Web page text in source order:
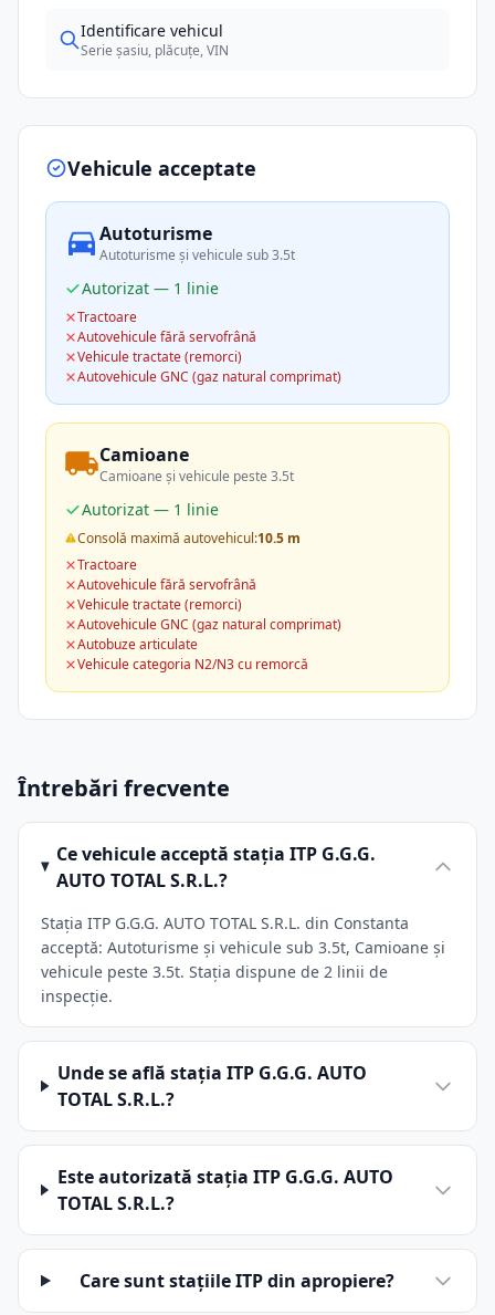
Identificare vehicul
Serie șasiu, plăcuțe, VIN
Vehicule acceptate
Autoturisme
Autoturisme și vehicule sub 3.5t
Autorizat — 1 linie
Tractoare
Autovehicule fără servofrână
Vehicule tractate (remorci)
Autovehicule GNC (gaz natural comprimat)
Camioane
Camioane și vehicule peste 3.5t
Autorizat — 1 linie
Consolă maximă autovehicul:10.5 m
Tractoare
Autovehicule fără servofrână
Vehicule tractate (remorci)
Autovehicule GNC (gaz natural comprimat)
Autobuze articulate
Vehicule categoria N2/N3 cu remorcă
Întrebări frecvente
Ce vehicule acceptă stația ITP G.G.G.
AUTO TOTAL S.R.L.?
Stația ITP G.G.G. AUTO TOTAL S.R.L. din Constanta
acceptă: Autoturisme și vehicule sub 3.5t, Camioane și
vehicule peste 3.5t. Stația dispune de 2 linii de
inspecție.
Unde se află stația ITP G.G.G. AUTO
TOTAL S.R.L.?
Este autorizată stația ITP G.G.G. AUTO
TOTAL S.R.L.?
Care sunt stațiile ITP din apropiere?